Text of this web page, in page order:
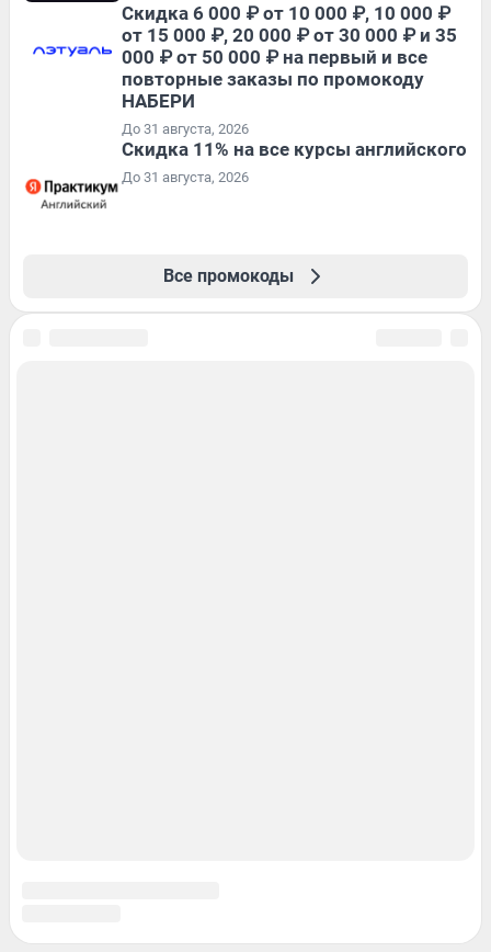
Скидка 6 000 ₽ от 10 000 ₽, 10 000 ₽
от 15 000 ₽, 20 000 ₽ от 30 000 ₽ и 35
000 ₽ от 50 000 ₽ на первый и все
повторные заказы по промокоду
НАБЕРИ
До 31 августа, 2026
Скидка 11% на все курсы английского
До 31 августа, 2026
Все промокоды